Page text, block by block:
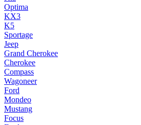
Optima
KX3
K5
Sportage
Jeep
Grand Cherokee
Cherokee
Compass
Wagoneer
Ford
Mondeo
Mustang
Focus